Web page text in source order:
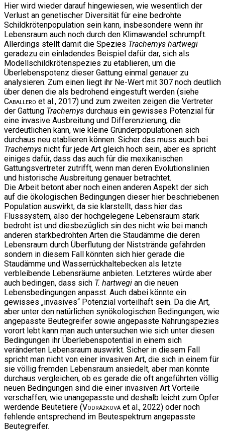
Hier wird wieder darauf hingewiesen, wie wesentlich der
Verlust an genetischer Diversität für eine bedrohte
Schildkrötenpopulation sein kann, insbesondere wenn ihr
Lebensraum auch noch durch den Klimawandel schrumpft.
Allerdings stellt damit die Spezies Trachemys hartwegi
geradezu ein einladendes Beispiel dafür dar, sich als
Modellschildkrötenspezies zu etablieren, um die
Überlebenspotenz dieser Gattung einmal genauer zu
analysieren. Zum einen liegt ihr Ne-Wert mit 307 noch deutlich
über denen die als bedrohend eingestuft werden (siehe
Caballero et al., 2017) und zum zweiten zeigen die Vertreter
der Gattung Trachemys durchaus ein gewisses Potenzial für
eine invasive Ausbreitung und Differenzierung, die
verdeutlichen kann, wie kleine Gründerpopulationen sich
durchaus neu etablieren können. Sicher das muss auch bei
Trachemys nicht für jede Art gleich hoch sein, aber es spricht
einiges dafür, dass das auch für die mexikanischen
Gattungsvertreter zutrifft, wenn man deren Evolutionslinien
und historische Ausbreitung genauer betrachtet.
Die Arbeit betont aber noch einen anderen Aspekt der sich
auf die ökologischen Bedingungen dieser hier beschriebenen
Population auswirkt, da sie klarstellt, dass hier das
Flusssystem, also der hochgelegene Lebensraum stark
bedroht ist und diesbezüglich sin des nicht wie bei manch
anderen starkbedrohten Arten die Staudämme die deren
Lebensraum durch Überflutung der Niststrände gefährden
sondern in diesem Fall könnten sich hier gerade die
Staudämme und Wasserrückhaltebecken als letzte
verbleibende Lebensräume anbieten. Letzteres würde aber
auch bedingen, dass sich T. hartwegi an die neuen
Lebensbedingungen anpasst. Auch dabei könnte ein
gewisses „invasives“ Potenzial vorteilhaft sein. Da die Art,
aber unter den natürlichen synökologischen Bedingungen, wie
angepasste Beutegreifer sowie angepasste Nahrungspezies
vorort lebt kann man auch untersuchen wie sich unter diesen
Bedingungen ihr Überlebenspotential in einem sich
veränderten Lebensraum auswirkt. Sicher in diesem Fall
spricht man nicht von einer invasiven Art, die sich in einem für
sie völlig fremden Lebensraum ansiedelt, aber man könnte
durchaus vergleichen, ob es gerade die oft angeführten völlig
neuen Bedingungen sind die einer invasiven Art Vorteile
verschaffen, wie unangepasste und deshalb leicht zum Opfer
werdende Beutetiere (Vodrážková et al., 2022) oder noch
fehlende entsprechend im Beutespektrum angepasste
Beutegreifer.